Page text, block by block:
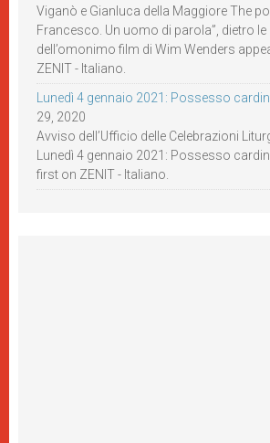
Viganò e Gianluca della Maggiore The
Francesco. Un uomo di parola”, dietro le
dell’omonimo film di Wim Wenders
ZENIT - Italiano.
Lunedì 4 gennaio 2021: Possesso
29, 2020
Avviso dell’Ufficio delle Celebrazioni
Lunedì 4 gennaio 2021: Possesso
first on ZENIT - Italiano.